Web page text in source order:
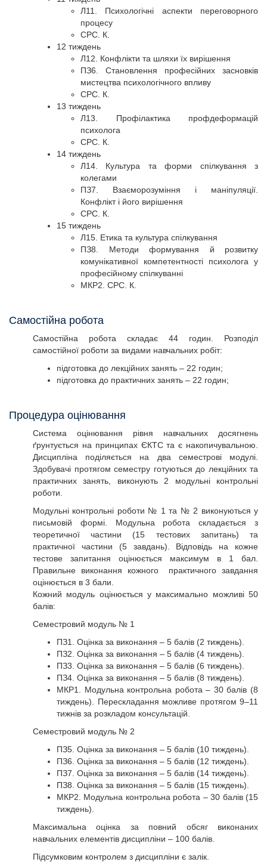
Л11. Психологічні аспекти переговорного
процесу
СРС. К.
12 тиждень
Л12. Конфлікти та шляхи їх вирішення
ПЗ6. Становлення професійних засновків
мистецтва психологічного впливу
СРС. К.
13 тиждень
Л13. Профілактика профдеформацій
психолога
СРС. К.
14 тиждень
Л14. Культура та форми спілкування з
колегами
ПЗ7. Взаєморозуміння і маніпуляції.
Конфлікт і його вирішення
СРС. К.
15 тиждень
Л15. Етика та культура спілкування
ПЗ8. Методи формування й розвитку
комунікативної компетентності психолога у
професійному спілкуванні
МКР2. СРС. К.
Самостійна робота
Самостійна робота складає 44 годин. Розподіл
самостійної роботи за видами навчальних робіт:
підготовка до лекційних занять – 22 годин;
підготовка до практичних занять – 22 годин;
Процедура оцінювання
Система оцінювання рівня навчальних досягнень
ґрунтується на принципах ЄКТС та є накопичувальною.
Дисципліна поділяється на два семестрові модулі.
Здобувачі протягом семестру готуються до лекційних та
практичних занять, виконують 2 модульні контрольні
роботи.
Модульні контрольні роботи № 1 та № 2 виконуються у
письмовій формі. Модульна робота складається з
теоретичної частини (15 тестових запитань) та
практичної частини (5 завдань). Відповідь на кожне
тестове запитання оцінюється максимум в 1 бал.
Правильне виконання кожного практичного завдання
оцінюється в 3 бали.
Кожний модуль оцінюється у максимально можливі 50
балів:
Семестровий модуль № 1
ПЗ1. Оцінка за виконання – 5 балів (2 тиждень).
ПЗ2. Оцінка за виконання – 5 балів (4 тиждень).
ПЗ3. Оцінка за виконання – 5 балів (6 тиждень).
ПЗ4. Оцінка за виконання – 5 балів (8 тиждень).
МКР1. Модульна контрольна робота – 30 балів (8
тиждень). Перескладання можливе протягом 9–11
тижнів за розкладом консультацій.
Семестровий модуль № 2
ПЗ5. Оцінка за виконання – 5 балів (10 тиждень).
ПЗ6. Оцінка за виконання – 5 балів (12 тиждень).
ПЗ7. Оцінка за виконання – 5 балів (14 тиждень).
ПЗ8. Оцінка за виконання – 5 балів (15 тиждень).
МКР2. Модульна контрольна робота – 30 балів (15
тиждень).
Максимальна оцінка за повний обсяг виконаних
навчальних елементів дисципліни – 100 балів.
Підсумковим контролем з дисципліни є залік.